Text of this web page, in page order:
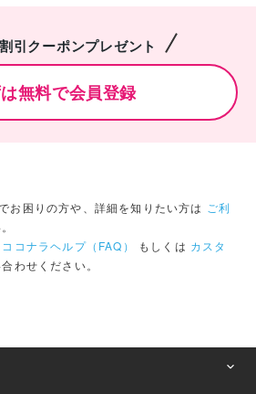
割引クーポンプレゼント
無料で会員登録
お困りの方や、詳細を知りたい方は ご利
ココナラヘルプ（FAQ） もしくは カスタ
わせください。